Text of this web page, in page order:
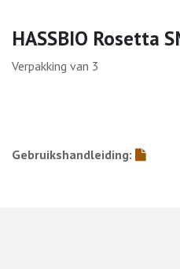
HASSBIO Rosetta
Verpakking van 3
Gebruikshandleiding: